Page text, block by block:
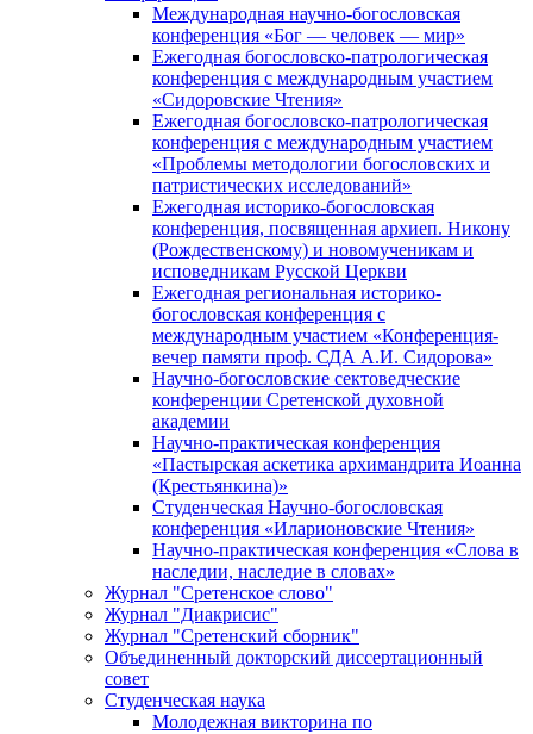
Международная научно-богословская
конференция «Бог — человек — мир»
Ежегодная богословско-патрологическая
конференция с международным участием
«Сидоровские Чтения»
Ежегодная богословско-патрологическая
конференция с международным участием
«Проблемы методологии богословских и
патристических исследований»
Ежегодная историко-богословская
конференция, посвященная архиеп. Никону
(Рождественскому) и новомученикам и
исповедникам Русской Церкви
Ежегодная региональная историко-
богословская конференция с
международным участием «Конференция-
вечер памяти проф. СДА А.И. Сидорова»
Научно-богословские сектоведческие
конференции Сретенской духовной
академии
Научно-практическая конференция
«Пастырская аскетика архимандрита Иоанна
(Крестьянкина)»
Студенческая Научно-богословская
конференция «Иларионовские Чтения»
Научно-практическая конференция «Cлова в
наследии, наследие в словах»
Журнал "Сретенское слово"
Журнал "Диакрисис"
Журнал "Сретенский сборник"
Объединенный докторский диссертационный
совет
Студенческая наука
Молодежная викторина по